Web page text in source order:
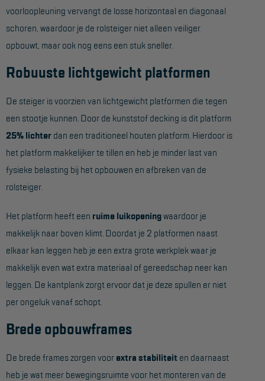
Knikarmhoogwerkers
Masthoogwerkers
Autohoogwerkers
Project toepassingen
Laagbouw
Hoogbouw
Projectvoorbeelden
KEURING
Keuring en Inspectie
Ladders en trappen
Steigers
Reparatie en onderhoud
voorloopleuning vervangt de losse horizontaal en diagonaal
schoren, waardoor je de rolsteiger niet alleen veiliger
opbouwt, maar ook nog eens een stuk sneller.
Robuuste lichtgewicht platformen
De steiger is voorzien van lichtgewicht platformen die tegen
een stootje kunnen. Door de kunststof decking is dit platform
25% lichter dan een traditioneel houten platform. Hierdoor is
het platform makkelijker te tillen en heb je minder last van
fysieke belasting bij het opbouwen en afbreken van de
rolsteiger.
Het platform heeft een ruime luikopeningwaardoor je
makkelijk naar boven klimt. Doordat je 2 platformen naast
elkaar kan leggen heb je een extra grote werkplek waar je
makkelijk even wat extra materiaal of gereedschap neer kan
leggen. De kantplank zorgt ervoor dat je deze spullen er niet
per ongeluk vanaf schopt.
Brede opbouwframes
De brede frames zorgen voor extra stabiliteit en daarnaast
heb je wat meer bewegingsruimte voor het monteren van de